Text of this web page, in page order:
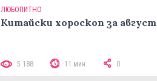
ЛЮБОПИТНО
Китайски хороскоп за август
5 188 11 мин 0